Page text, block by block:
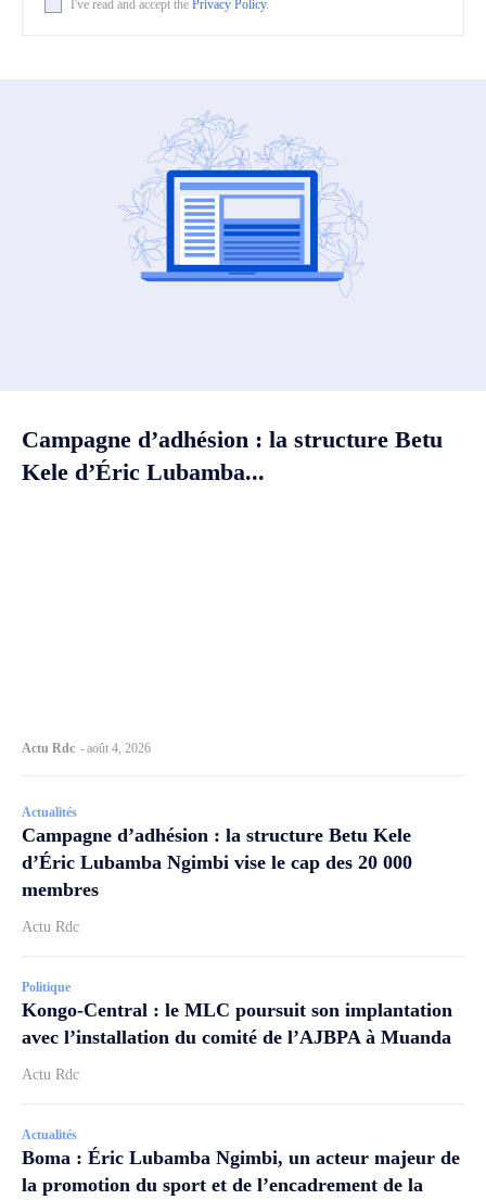
I've read and accept the Privacy Policy.
Campagne d’adhésion : la structure Betu
Kele d’Éric Lubamba...
Actu Rdc -août 4, 2026
Actualités
Campagne d’adhésion : la structure Betu Kele
d’Éric Lubamba Ngimbi vise le cap des 20 000
membres
Actu Rdc
Politique
Kongo-Central : le MLC poursuit son implantation
avec l’installation du comité de l’AJBPA à Muanda
Actu Rdc
Actualités
Boma : Éric Lubamba Ngimbi, un acteur majeur de
la promotion du sport et de l’encadrement de la